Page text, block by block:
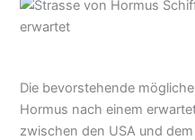
Die bevorstehende
Hormus nach einem
zwischen den USA und